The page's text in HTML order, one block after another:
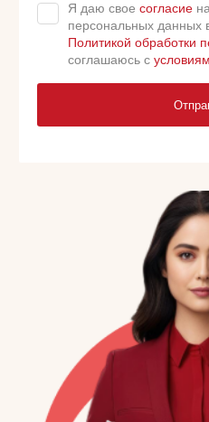
Я даю свое согласие
персональных данных
Политикой обработки
соглашаюсь с